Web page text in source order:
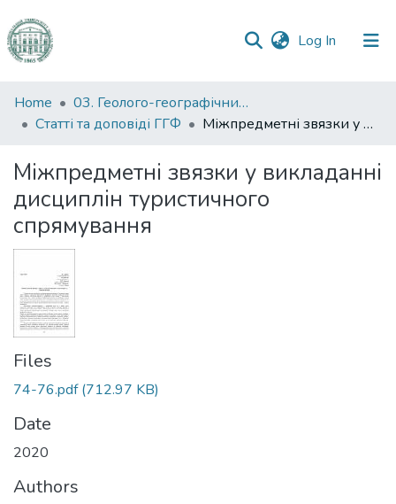
Log In (current)
Communities
&
All of DSpace
Statistics
Home
03. Геолого-географічний факультет
Статті та доповіді ГГФ
Міжпредметні звязки у викладанні дисциплін туристичного спрямування
Міжпредметні звязки у викладанні
дисциплін туристичного
спрямування
Files
74-76.pdf(712.97 KB)
Date
2020
Authors